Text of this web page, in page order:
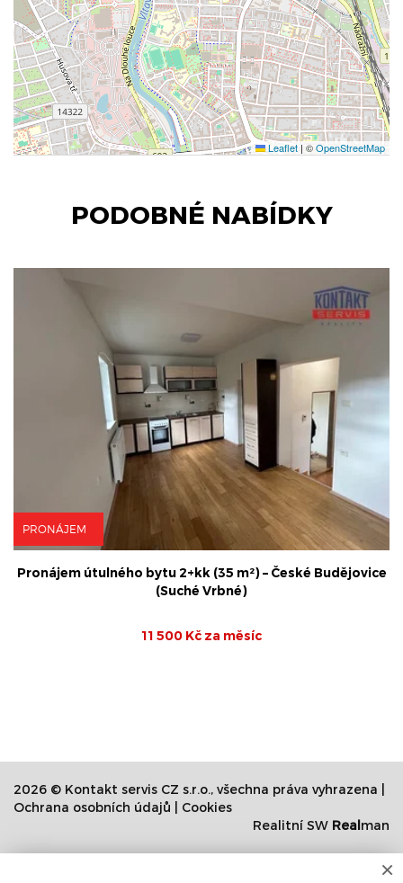
Leaflet | ©OpenStreetMap
PODOBNÉ NABÍDKY
PRONÁJEM
Pronájem krásného bytu 2+KK, České Budějovice -
Homole
18 000 Kč za měsíc
2026 © Kontakt servis CZ s.r.o., všechna práva vyhrazena |
Ochrana osobních údajů
Cookies
Realitní SW Realman
×